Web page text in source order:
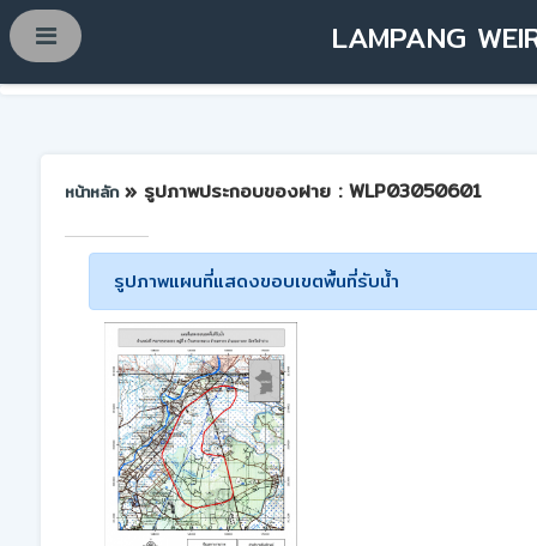
LAMPANG
หน้าหลัก » รูปภาพประกอบของฝาย : WLP03050601
รูปภาพแผนที่แสดงขอบเขตพื้นที่รับน้ำ